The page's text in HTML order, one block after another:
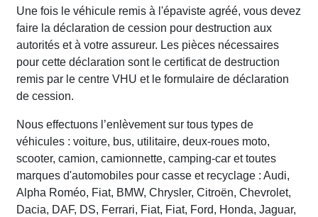
Une fois le véhicule remis à l'épaviste agréé, vous devez
faire la déclaration de cession pour destruction aux
autorités et à votre assureur. Les pièces nécessaires
pour cette déclaration sont le certificat de destruction
remis par le centre VHU et le formulaire de déclaration
de cession.
Nous effectuons l’enlèvement sur tous types de
véhicules : voiture, bus, utilitaire, deux-roues moto,
scooter, camion, camionnette, camping-car et toutes
marques d'automobiles pour casse et recyclage : Audi,
Alpha Roméo, Fiat, BMW, Chrysler, Citroën, Chevrolet,
Dacia, DAF, DS, Ferrari, Fiat, Fiat, Ford, Honda, Jaguar,